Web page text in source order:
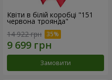
Квіти в білій коробці "151
червона троянда"
14 922 грн
Замовити